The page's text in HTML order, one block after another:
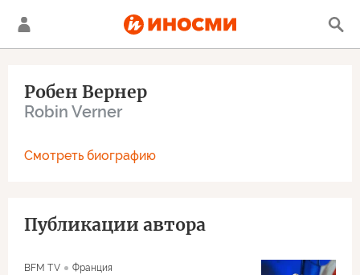
Робен Вернер
Robin Verner
Смотреть биографию
Публикации автора
BFM TV Франция